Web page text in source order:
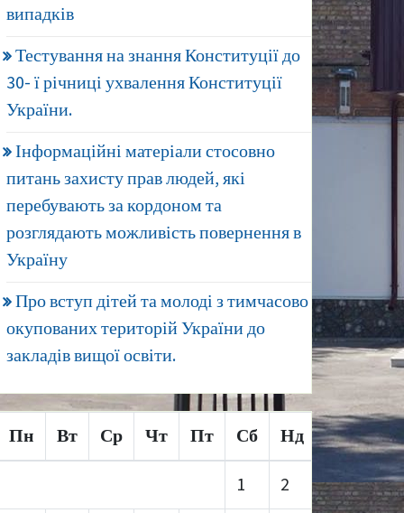
випадків
Тестування на знання Конституції до
30- ї річниці ухвалення Конституції
України.
Інформаційні матеріали стосовно
питань захисту прав людей, які
перебувають за кордоном та
розглядають можливість повернення в
Україну
Про вступ дітей та молоді з тимчасово
окупованих територій України до
закладів вищої освіти.
Пн Вт Ср Чт Пт Сб Нд
1 2